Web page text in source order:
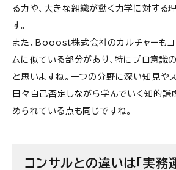
る力や、大きな組織が動く力学に対する
す。
また、 Booost株式会社のカルチャーも
ムに似ている部分があり、特にプロ意識
と思いますね。一つの分野に深い知見や
日々自己否定しながら学んでいく知的
められている点も同じですね。
コンサルとの違いは「実務